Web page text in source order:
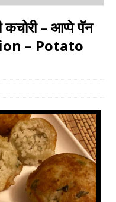
– आप्पे पॅन
– Potato